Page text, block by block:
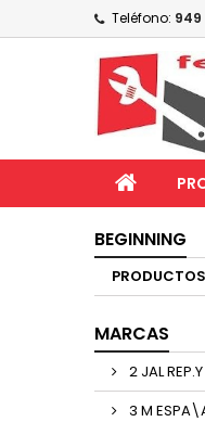
Teléfono: 949
BEGINNING
PRODUCTOS
MARCAS
2 JAL
3 M